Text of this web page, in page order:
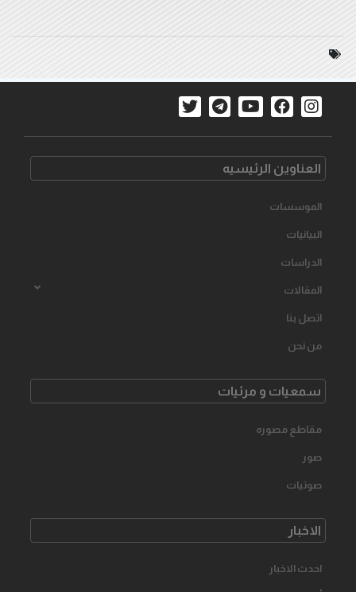
العناوین الرئیسیه
الموسسات
البیانیات
الدراسات
المقالات
اتصل بنا
من نحن
سمعیات و مرئیات
مقاطع مصوره
صور
صوتیات
الاخبار
احدث الاخبار